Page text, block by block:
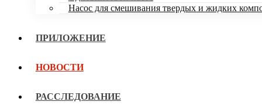
Насос для смешивания твердых и жидких
ПРИЛОЖЕНИЕ
НОВОСТИ
РАССЛЕДОВАНИЕ